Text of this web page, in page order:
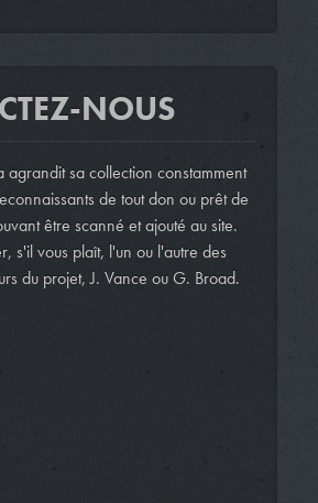
NOUS
agrandit sa collection constamment
de tout don ou prêt de
être scanné et ajouté au site.
s'il vous plaît, l'un ou l'autre des
du projet, J. Vance ou G. Broad.